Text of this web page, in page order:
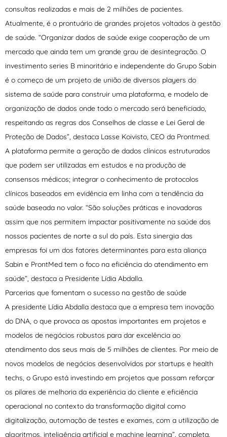
consultas realizadas e mais de 2 milhões de pacientes.
Atualmente, é o prontuário de grandes projetos voltados à gestão
de saúde. “Organizar dados de saúde exige cooperação de um
mercado que ainda tem um grande grau de desintegração. O
investimento series B minoritário e independente do Grupo Sabin
é o começo de um projeto de união de diversos players do
sistema de saúde para construir uma plataforma, e modelo de
organização de dados onde todo o mercado será beneficiado,
respeitando as regras dos Conselhos de classe e Lei Geral de
Proteção de Dados”, destaca Lasse Koivisto, CEO da Prontmed.
A plataforma permite a geração de dados clínicos estruturados
que podem ser utilizadas em estudos e na produção de
consensos médicos; integrar o conhecimento de protocolos
clínicos baseados em evidência em linha com a tendência da
saúde baseada no valor. “São soluções práticas e inovadoras
assim que nos permitem impactar positivamente na saúde dos
nossos pacientes de norte a sul do país. Esta sinergia das
empresas foi um dos fatores determinantes para esta aliança
Sabin e ProntMed tem o foco na eficiência do atendimento em
saúde”, destaca a Presidente Lídia Abdalla.
Parcerias que fomentam o sucesso na gestão de saúde
A presidente Lídia Abdalla destaca que a empresa tem inovação
do DNA, o que provoca as apostas importantes em projetos e
modelos de negócios robustos para dar excelência ao
atendimento dos seus mais de 5 milhões de clientes. Por meio de
novos modelos de negócios desenvolvidos por startups e health
techs, o Grupo está investindo em projetos que possam reforçar
os pilares de melhoria da experiência do cliente e eficiência
operacional no contexto da transformação digital como
digitalização, automação de testes e exames, com a utilização de
algoritmos, inteligência artificial e machine learning”, completa.